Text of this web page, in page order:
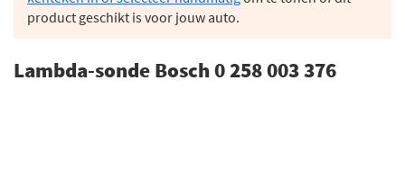
product geschikt is voor jouw auto.
Lambda-sonde Bosch 0 258 003 376